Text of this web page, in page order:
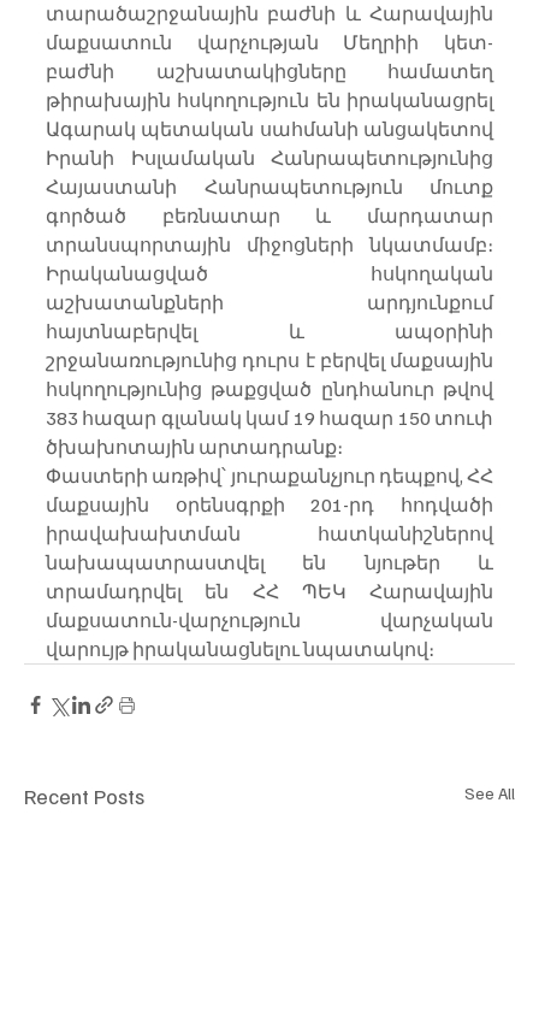
տարածաշրջանային բաժնի և Հարավային
մաքսատուն վարչության Մեղրիի կետ-
բաժնի աշխատակիցները համատեղ
թիրախային հսկողություն են իրականացրել
Ագարակ պետական սահմանի անցակետով
Իրանի Իսլամական Հանրապետությունից
Հայաստանի Հանրապետություն մուտք
գործած բեռնատար և մարդատար
տրանսպորտային միջոցների նկատմամբ։
Իրականացված հսկողական
աշխատանքների արդյունքում
հայտնաբերվել և ապօրինի
շրջանառությունից դուրս է բերվել մաքսային
հսկողությունից թաքցված ընդհանուր թվով
383 հազար գլանակ կամ 19 հազար 150 տուփ
ծխախոտային արտադրանք։
Փաստերի առթիվ՝ յուրաքանչյուր դեպքով, ՀՀ
մաքսային օրենսգրքի 201-րդ հոդվածի
իրավախախտման հատկանիշներով
նախապատրաստվել են նյութեր և
տրամադրվել են ՀՀ ՊԵԿ Հարավային
մաքսատուն-վարչություն վարչական
վարույթ իրականացնելու նպատակով։
Recent Posts See All